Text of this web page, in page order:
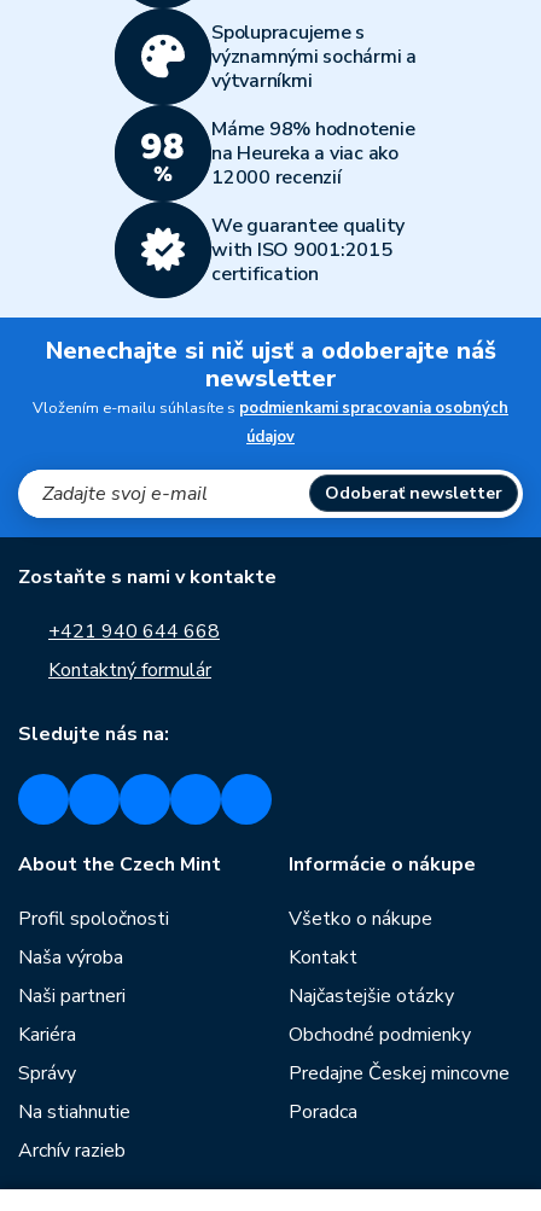
Spolupracujeme s
významnými sochármi a
výtvarníkmi
Máme 98% hodnotenie
na Heureka a viac ako
12000 recenzií
We guarantee quality
with ISO 9001:2015
certification
Nenechajte si nič ujsť a odoberajte náš
newsletter
Vložením e-mailu súhlasíte s podmienkami spracovania osobných
údajov
Odoberať newsletter
Zostaňte s nami v kontakte
+421 940 644 668
Kontaktný formulár
Sledujte nás na:
About the Czech Mint
Profil spoločnosti
Naša výroba
Naši partneri
Kariéra
Správy
Na stiahnutie
Archív razieb
Informácie o nákupe
Všetko o nákupe
Kontakt
Najčastejšie otázky
Obchodné podmienky
Predajne Českej mincovne
Poradca